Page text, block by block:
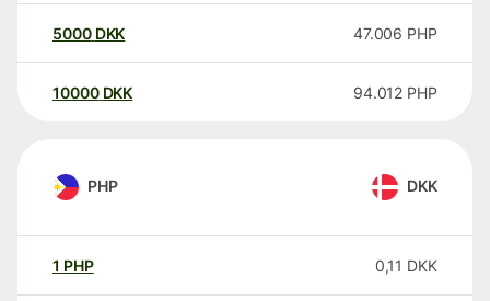
5000 DKK 47.006 PHP
10000 DKK 94.012 PHP
PHP DKK
1 PHP 0,11 DKK